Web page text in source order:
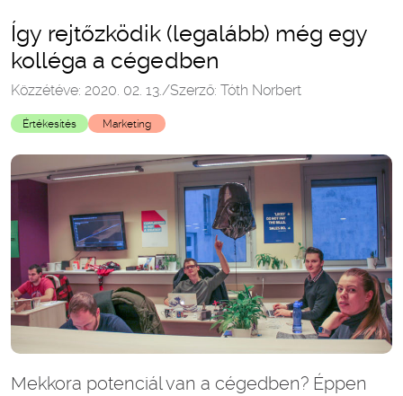
Így rejtőzködik (legalább) még egy
kolléga a cégedben
Közzétéve: 2020. 02. 13./Szerző: Tóth Norbert
Értékesítés Marketing
Mekkora potenciál van a cégedben? Éppen